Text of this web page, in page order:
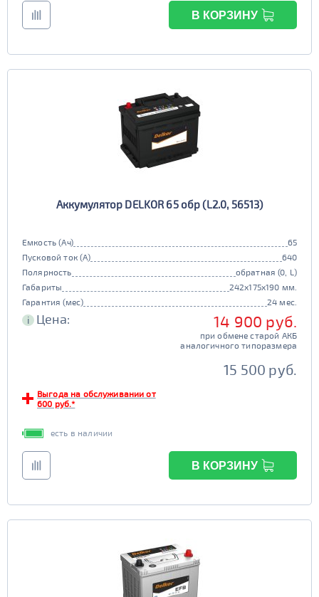
В КОРЗИНУ
Аккумулятор DELKOR 65 обр (L2.0, 56513)
Емкость (Ач)
65
Пусковой ток (А)
640
Полярность
обратная (0, L)
Габариты
242x175x190 мм.
Гарантия (мес)
24 мес.
i Цена: 14 900 руб.
при обмене старой АКБ
аналогичного типоразмера
15 500 руб.
Выгода на обслуживании от
600 руб.*
есть в наличии
В КОРЗИНУ